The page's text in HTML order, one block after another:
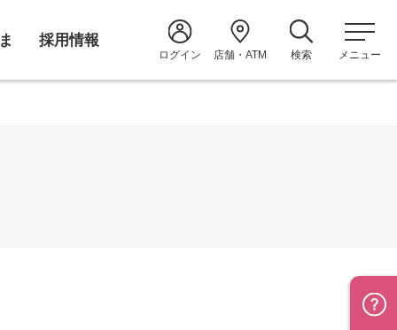
採用情報
ログイン 店舗・ATM 検索 メニュー